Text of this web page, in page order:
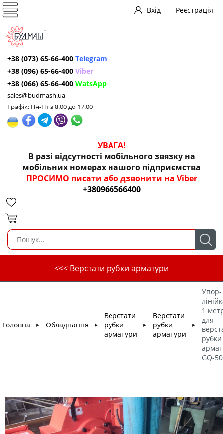
Вхід Реєстрація
+38 (073) 65-66-400 Telegram
+38 (096) 65-66-400 Viber
+38 (066) 65-66-400 WatsApp
sales@budmash.ua
Графік: Пн-Пт з 8.00 до 17.00
УВАГА!
В разі відсутності мобільного звязку на
мобільних номерах нашого підприємства
ПРОСИМО писати або дзвонити на Viber
+380966566400
<<< Верстати рубки арматури
Головна ► Обладнання ►
Верстати
рубки
арматури
►
Верстати
рубки
арматури
►
Упор-
1
для
рубки
GQ-50